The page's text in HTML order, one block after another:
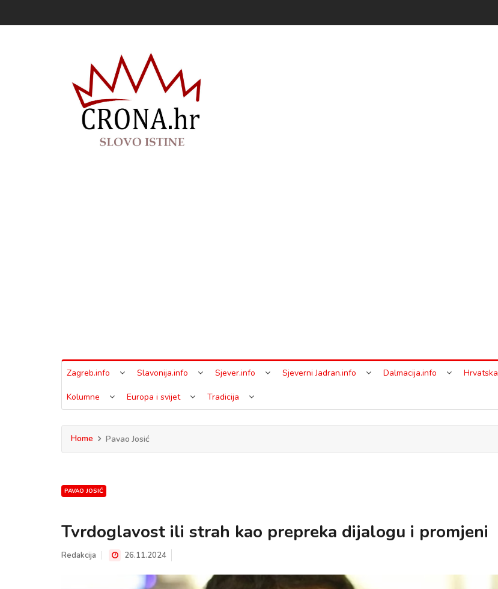
Zagreb.info Slavonija.info Sjever.info Sjeverni Jadran.info Dalmacija.info Hrvatska
Kolumne Europa i svijet Tradicija
Home Pavao Josić
PAVAO JOSIĆ
Tvrdoglavost ili strah kao prepreka dijalogu i promjeni
Redakcija 26.11.2024